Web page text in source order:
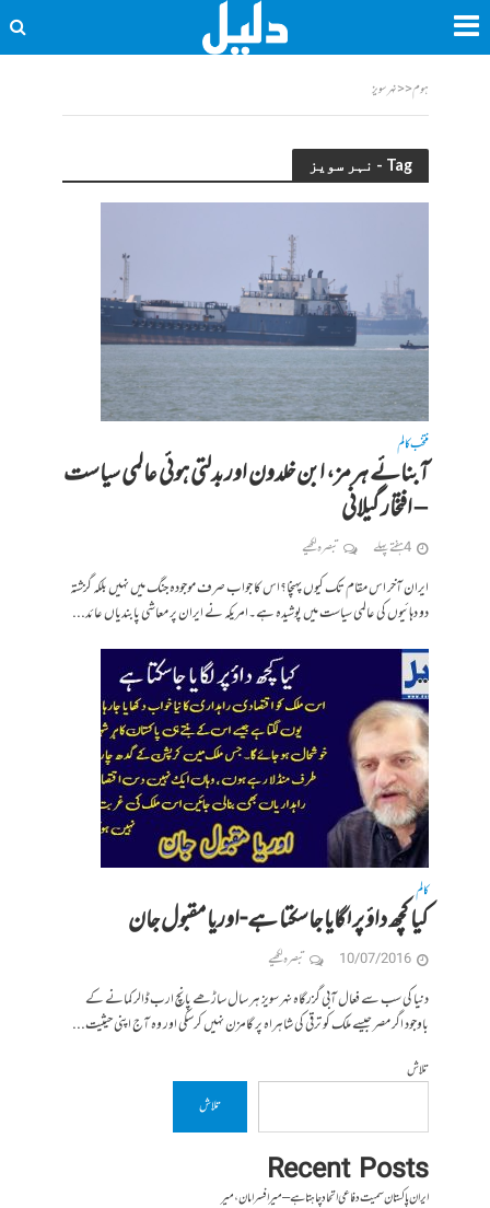
ہوم<<نہر سویز
Tag - نہر سویز
منتخب کالم
آبنائے ہرمز، ابن خلدون اور بدلتی ہوئی عالمی سیاست
– افتخار گیلانی
4 ہفتے پہلے تبصرہ لکھیے
ایران آخر اس مقام تک کیوں پہنچا؟اس کا جواب صرف موجودہ جنگ میں نہیں بلکہ گزشتہ
دو دہائیوں کی عالمی سیاست میں پوشیدہ ہے۔امریکہ نے ایران پر معاشی پابندیاں عائد...
کالم
کیا کچھ داؤ پر لگایا جاسکتا ہے-اوریا مقبول جان
10/07/2016 تبصرہ لکھیے
دنیا کی سب سے فعال آبی گزرگاہ نہر سویز ہر سال ساڑھے پانچ ارب ڈالر کمانے کے
باوجود اگر مصر جیسے ملک کو ترقی کی شاہراہ پر گامزن نہیں کرسکی اور وہ آج اپنی حیثیت...
تلاش
تلاش
Recent Posts
ایران پاکستان سمیت دفاعی اتحاد چاہتا ہے – میر افسر امان،میر